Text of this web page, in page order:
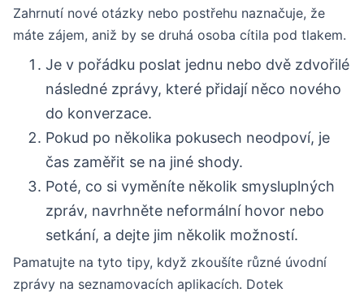
Zahrnutí nové otázky nebo postřehu naznačuje, že
máte zájem, aniž by se druhá osoba cítila pod tlakem.
Je v pořádku poslat jednu nebo dvě zdvořilé
následné zprávy, které přidají něco nového
do konverzace.
Pokud po několika pokusech neodpoví, je
čas zaměřit se na jiné shody.
Poté, co si vyměníte několik smysluplných
zpráv, navrhněte neformální hovor nebo
setkání, a dejte jim několik možností.
Pamatujte na tyto tipy, když zkoušíte různé úvodní
zprávy na seznamovacích aplikacích. Dotek